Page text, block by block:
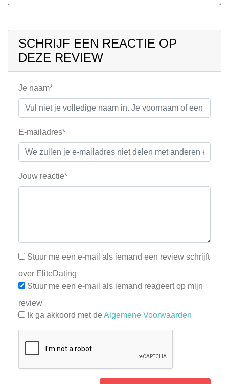
SCHRIJF EEN REACTIE OP
DEZE REVIEW
Je naam*
E-mailadres*
Jouw reactie*
Stuur me een e-mail als iemand een review schrijft
over EliteDating
Stuur me een e-mail als iemand reageert op mijn
review
Ik ga akkoord met de Algemene Voorwaarden